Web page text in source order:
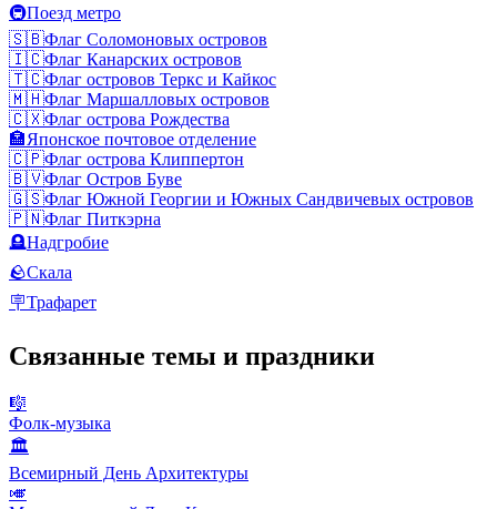
🚇Поезд метро
🇸🇧Флаг Соломоновых островов
🇮🇨Флаг Канарских островов
🇹🇨Флаг островов Теркс и Кайкос
🇲🇭Флаг Маршалловых островов
🇨🇽Флаг острова Рождества
🏣Японское почтовое отделение
🇨🇵Флаг острова Клиппертон
🇧🇻Флаг Остров Буве
🇬🇸Флаг Южной Георгии и Южных Сандвичевых островов
🇵🇳Флаг Питкэрна
🪦Надгробие
🪨Скала
🪧Трафарет
Связанные темы и праздники
🎼
Фолк-музыка
🏛
Всемирный День Архитектуры
🎺